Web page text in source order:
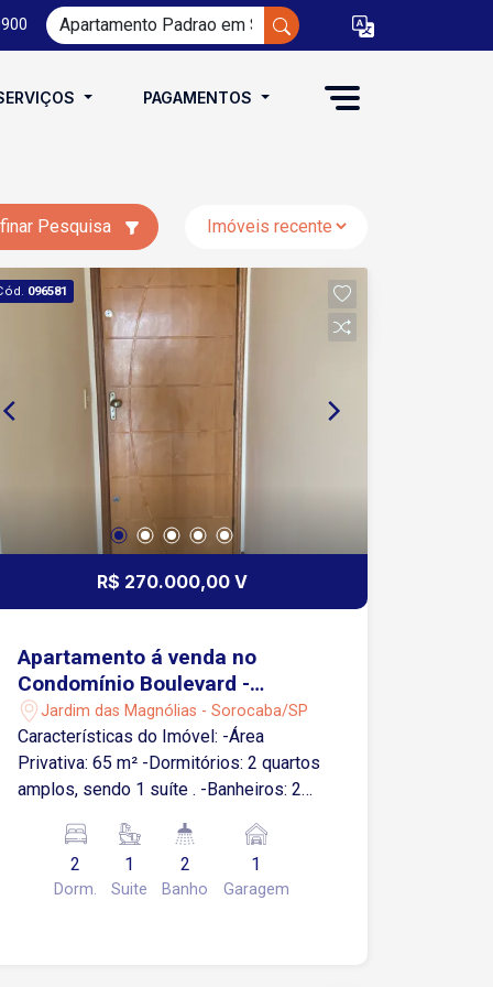
PAGAMENTOS
Pesquisa
096581
R$ 270.000,00 V
Apartamento á venda no
Condomínio Boulevard -
Sorocaba/SP
Jardim das Magnólias - Sorocaba/SP
Características do Imóvel: -Área
Privativa: 65 m² -Dormitórios: 2 quartos
amplos, sendo 1 suíte . -Banheiros: 2
Vagas de Garagem: 1 vaga coberta .
Diferenciais e Acabamentos: O
apartamento destaca-se pelo seu
2
Dorm.
1
Suite
2
Banho
1
Garagem